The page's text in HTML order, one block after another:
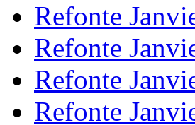
Refonte
Refonte
Refonte
Refonte